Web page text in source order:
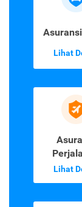
Lihat
Lihat